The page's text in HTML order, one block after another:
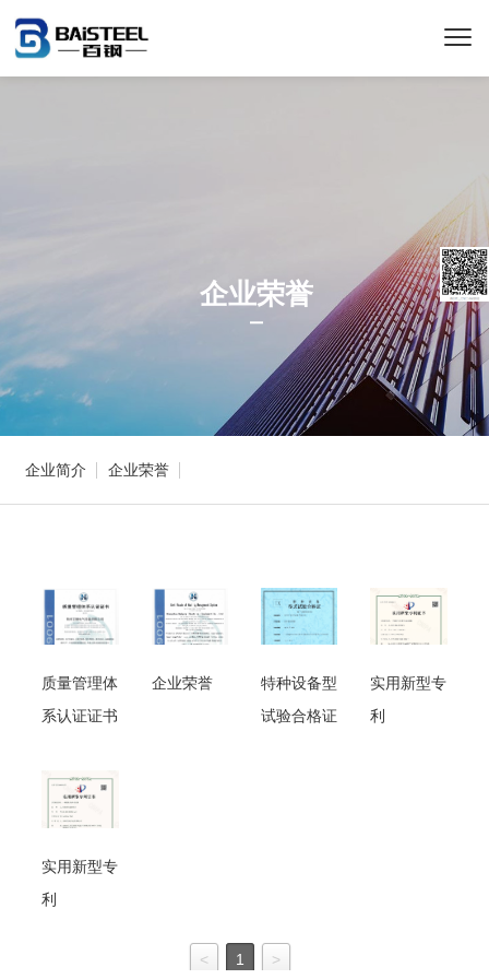
企业荣誉
企业简介 企业荣誉
质量管理体
系认证证书
企业荣誉
特种设备型
试验合格证
实用新型专
利
实用新型专
利
< 1 >